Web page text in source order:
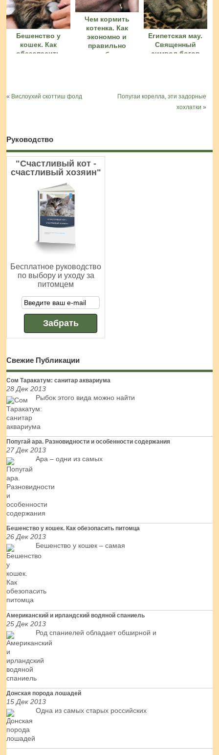
Бешенство у
кошек. Как
обезопасить
Чем кормить
котенка. Как
экономно и
правильно
подобрать
Египетская мау.
Священный
символ богов
« Вислоухий скоттиш фолд
Попугаи корелла, эти задорные
хохлатки »
Руководство
"Счастливый кот -
счастливый хозяин"
Бесплатное руководство
по выбору и уходу за
питомцем
Свежие Публикации
Сом Таракатум: санитар аквариума
28 Дек 2013
Рыбок этого вида можно найти
Попугай ара. Разновидности и особенности содержания
27 Дек 2013
Ара – одни из самых
Бешенство у кошек. Как обезопасить питомца
26 Дек 2013
Бешенство у кошек – самая
Американский и ирландский водяной спаниель
25 Дек 2013
Род спаниелей обладает обширной и
Донская порода лошадей
15 Дек 2013
Одна из самых старых российских